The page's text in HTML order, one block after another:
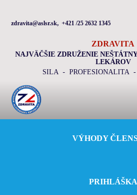
zdravita@aslsr.sk, +421 /25 2632 1345
ZDRAVITA
NAJVÄČŠIE ZDRUŽENIE
LEKÁROV
SILA - PROFESIONALITA -
VÝHODY
PRIHLÁŠKA